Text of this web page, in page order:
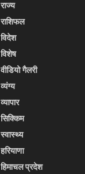
राज्य
राशिफल
विदेश
विशेष
वीडियो गैलरी
व्यंग्य
व्यापार
सिक्किम
स्वास्थ्य
हरियाणा
हिमाचल प्रदेश